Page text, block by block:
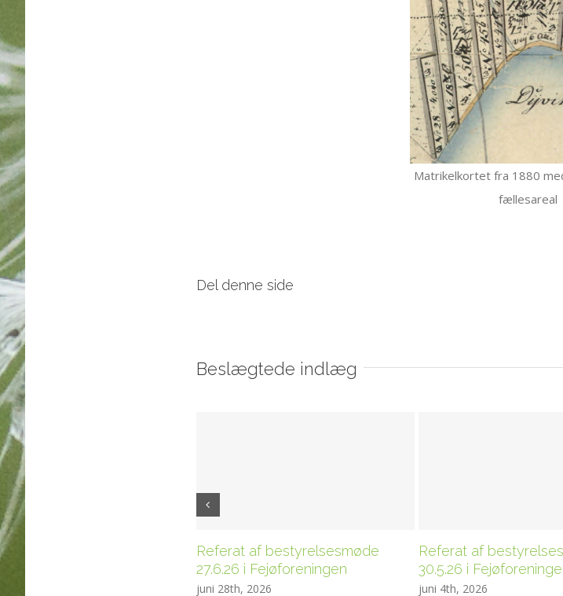
Matrikelkortet fra 1880
fællesareal
Del denne side
Beslægtede indlæg
Referat af bestyrelsesmøde
27.6.26 i Fejøforeningen
juni 28th, 2026
Referat af
30.5.26 i
juni 4th, 2026